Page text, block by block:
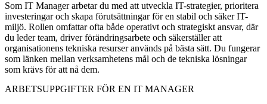
Som IT Manager arbetar du med att utveckla IT-strategier, prioritera
investeringar och skapa förutsättningar för en stabil och säker IT-
miljö. Rollen omfattar ofta både operativt och strategiskt ansvar, där
du leder team, driver förändringsarbete och säkerställer att
organisationens tekniska resurser används på bästa sätt. Du fungerar
som länken mellan verksamhetens mål och de tekniska lösningar
som krävs för att nå dem.
ARBETSUPPGIFTER FÖR EN IT MANAGER